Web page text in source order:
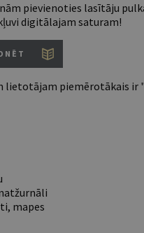
pievienoties lasītāju
digitālajam saturam!
lietotājam piemērotākais ir
mapes